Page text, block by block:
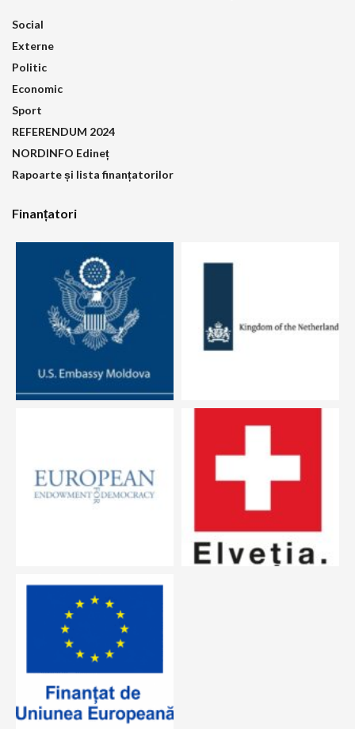
Social
Externe
Politic
Economic
Sport
REFERENDUM 2024
NORDINFO Edineț
Rapoarte și lista finanțatorilor
Finanțatori